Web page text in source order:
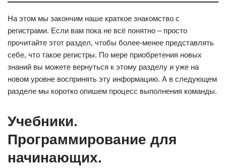
На этом мы закончим наше краткое знакомство с
регистрами. Если вам пока не всё понятно – просто
прочитайте этот раздел, чтобы более-менее представлять
себе, что такое регистры. По мере приобретения новых
знаний вы можете вернуться к этому разделу и уже на
новом уровне воспринять эту информацию. А в следующем
разделе мы коротко опишем процесс выполнения команды.
Учебники.
Программирование для
начинающих.